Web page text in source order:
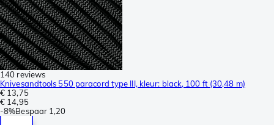
140 reviews
Knivesandtools 550 paracord type III, kleur: black, 100 ft (30,48 m)
€ 13,75
€ 14,95
-8%Bespaar 1,20